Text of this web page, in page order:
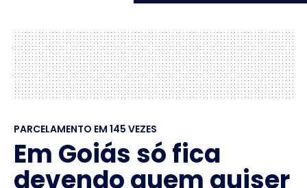
PARCELAMENTO EM 145 VEZES
Em Goiás só fica
devendo quem quiser